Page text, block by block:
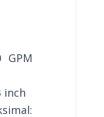
GPM
inch